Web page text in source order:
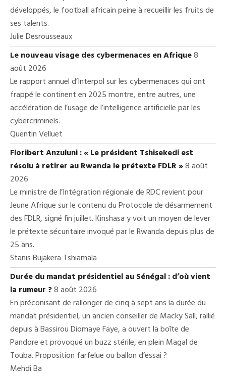
développés, le football africain peine à recueillir les fruits de
ses talents.
Julie Desrousseaux
Le nouveau visage des cybermenaces en Afrique8
août 2026
Le rapport annuel d’Interpol sur les cybermenaces qui ont
frappé le continent en 2025 montre, entre autres, une
accélération de l’usage de l’intelligence artificielle par les
cybercriminels.
Quentin Velluet
Floribert Anzuluni : « Le président Tshisekedi est
résolu à retirer au Rwanda le prétexte FDLR »8 août
2026
Le ministre de l’Intégration régionale de RDC revient pour
Jeune Afrique sur le contenu du Protocole de désarmement
des FDLR, signé fin juillet. Kinshasa y voit un moyen de lever
le prétexte sécuritaire invoqué par le Rwanda depuis plus de
25 ans.
Stanis Bujakera Tshiamala
Durée du mandat présidentiel au Sénégal : d’où vient
la rumeur ?8 août 2026
En préconisant de rallonger de cinq à sept ans la durée du
mandat présidentiel, un ancien conseiller de Macky Sall, rallié
depuis à Bassirou Diomaye Faye, a ouvert la boîte de
Pandore et provoqué un buzz stérile, en plein Magal de
Touba. Proposition farfelue ou ballon d’essai ?
Mehdi Ba